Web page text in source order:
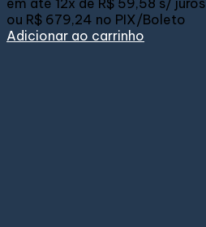
em até 12x de R$ 59,58 s/ juros
ou R$ 679,24 no PIX/Boleto
Adicionar ao carrinho